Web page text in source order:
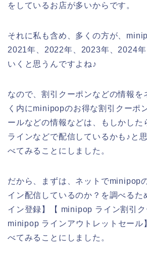
をしているお店が多いからです。
それに私も含め、多くの方が、
2021年、2022年、2023年、2024
いくと思うんですよね♪
なので、割引クーポンなどの情報を
く内にminipopのお得な割引クーポ
ールなどの情報などは、もしかし
ラインなどで配信しているかも♪と
べてみることにしました。
だから、まずは、ネットでminipop
イン配信しているのか？を調べるた
イン登録】【 minipop ライン割引ク
minipop ラインアウトレットセール
べてみることにしました。